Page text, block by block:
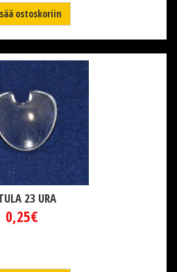
ostoskoriin
23 URA
0,25€